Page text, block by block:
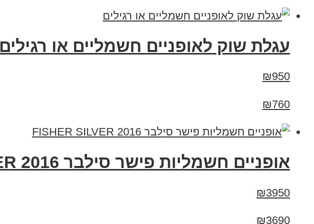
עגלת שוק לאופניים חשמליים או רגילים
₪950
₪760
אופניים חשמליות פישר סילבר 2016 FISHER SILVER
₪3950
₪3690